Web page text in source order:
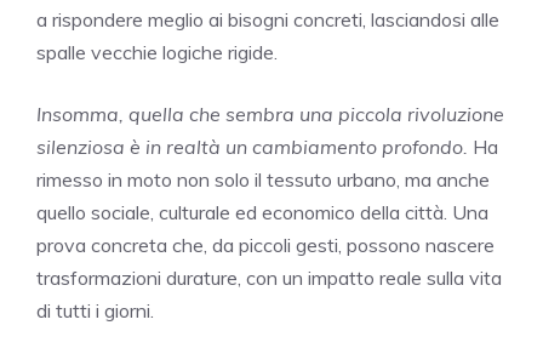
a rispondere meglio ai bisogni concreti, lasciandosi alle
spalle vecchie logiche rigide.
Insomma, quella che sembra una piccola rivoluzione
silenziosa è in realtà un cambiamento profondo. Ha
rimesso in moto non solo il tessuto urbano, ma anche
quello sociale, culturale ed economico della città. Una
prova concreta che, da piccoli gesti, possono nascere
trasformazioni durature, con un impatto reale sulla vita
di tutti i giorni.